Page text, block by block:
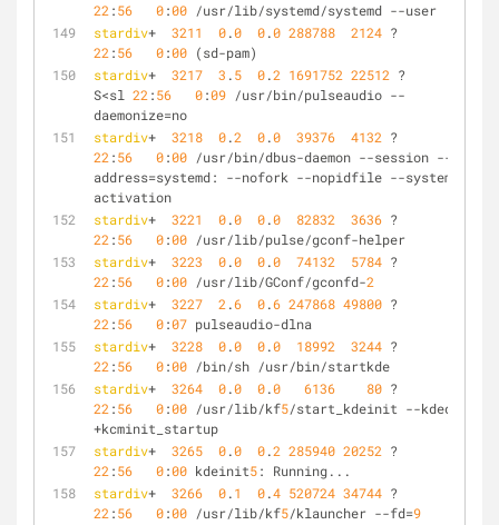
22 :56 0:00 /usr/lib/systemd/systemd --user
stardiv+ 3211 0.0 0.0 288788 2124
22 :56 0:00 (sd-pam)
stardiv+ 3217 3 .5 0.2 1691752 22512 ?
S<sl 22 :56 0:09 /usr/bin/pulseaudio --
daemonize=no
stardiv+ 3218 0.2 0.0 39376 4132
22 :56 0:00 /usr/bin/dbus-daemon --session --
address=systemd: --nofork --nopidfile --systemd-
activation
stardiv+ 3221 0.0 0.0 82832 3636
22 :56 0:00 /usr/lib/pulse/gconf-helper
stardiv+ 3223 0.0 0.0 74132 5784
22 :56 0:00 /usr/lib/GConf/gconfd-2
stardiv+ 3227 2 .6 0.6 247868 49800
22 :56 0:07 pulseaudio-dlna
stardiv+ 3228 0.0 0.0 18992 3244
22 :56 0:00 /bin/sh /usr/bin/startkde
stardiv+ 3264 0.0 0.0 6136 80
22 :56 0:00 /usr/lib/kf5/start_kdeinit --kded
+kcminit_startup
stardiv+ 3265 0.0 0.2 285940 20252
22 :56 0:00 kdeinit5: Running...
stardiv+ 3266 0.1 0.4 520724 34744
22 :56 0:00 /usr/lib/kf5/klauncher --fd=9